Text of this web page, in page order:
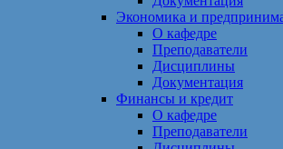
Экономика и
О кафедре
Преподаватели
Дисциплины
Документация
Финансы и кредит
О кафедре
Преподаватели